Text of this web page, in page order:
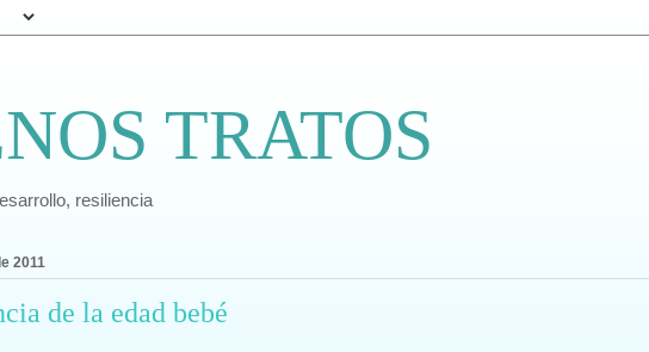
TRATOS
resiliencia
2011
de la edad bebé